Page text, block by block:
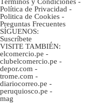
Política de Privacidad -
Politica de Cookies -
Preguntas Frecuentes
SÍGUENOS:
Suscríbete
VISITE TAMBIÉN:
elcomercio.pe -
clubelcomercio.pe -
depor.com -
trome.com -
diariocorreo.pe -
peruquiosco.pe -
mag